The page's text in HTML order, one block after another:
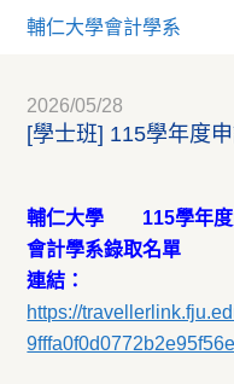
輔仁大學會計學系
2026/05/28
[學士班] 115學年度
輔仁大學 115學年度
會計學系錄取名單
連結：
https://